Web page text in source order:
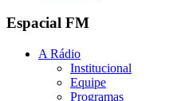
Espacial FM
A Rádio
Institucional
Equipe
Programas